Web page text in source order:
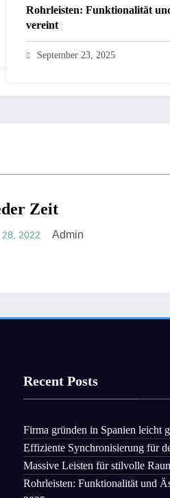
Rohrleisten: Funktionalität
vereint
September 23, 2025
NICHT
Die
Recent Posts
Firma gründen in Spanien leicht
Effiziente Synchronisierung für
Massive Leisten für stilvolle
Rohrleisten: Funktionalität und